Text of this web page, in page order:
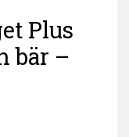
Plus
bär –